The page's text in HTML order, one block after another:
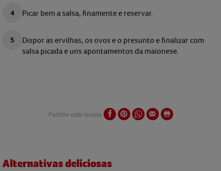
Picar bem a salsa, finamente e reservar.
Dispor as ervilhas, os ovos e o presunto e finalizar com
salsa picada e uns apontamentos da maionese.
Partilhe esta receita
Alternativas deliciosas